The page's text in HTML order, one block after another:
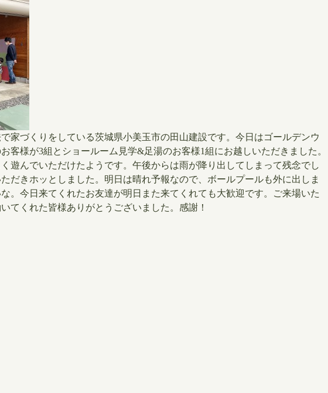
家づくりをしている茨城県小美玉市の田山建設です。今日はゴールデンウ
客様が3組とショールーム見学&足湯のお客様1組にお越しいただきました。
遊んでいただけたようです。午後からは雨が降り出してしまって残念でし
だきホッとしました。明日は晴れ予報なので、ボールプールも外に出しま
。今日来てくれたお友達が明日また来てくれても大歓迎です。ご来場いた
てくれた皆様ありがとうございました。感謝！